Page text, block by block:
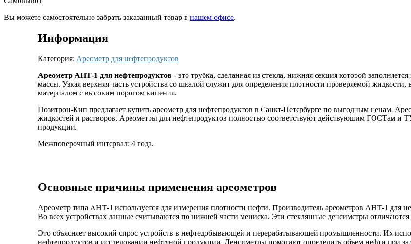
Вы можете самостоятельно забрать заказанный товар в нашем офисе.
Информация
Категория: Ареометр для нефтепродуктов
Ареометр АНТ-1 для нефтепродуктов - это трубка, сделанная из стекла, нижняя секция которой
массы. Узкая верхняя часть устройства со шкалой служит для определения плотности проверяемой
материалом с высоким порогом кипения.
Позитрон-Кип предлагает купить ареометр для нефтепродуктов в Санкт-Петербурге по выгодным ценам.
жидкостей и растворов. Ареометры для нефтепродуктов полностью соответствуют действующим ГОСТам и
продукции.
Межповерочный интервал: 4 года.
Основные причины применения ареометров
Ареометр типа АНТ-1 используется для измерения плотности нефти. Производитель ареометров АНТ-1 для
Во всех устройствах данные считываются по нижней части мениска. Эти стеклянные денсиметры отличаются
Это объясняет высокий спрос устройств в нефтедобывающей и перерабатывающей промышленности. Их
нефтепродуктов и исследовании нефтяной продукции. Денсиметры помогают определить объем нефти при